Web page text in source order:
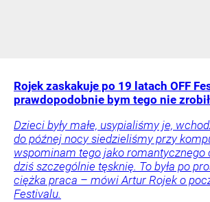
Rojek zaskakuje po 19 latach OFF
prawdopodobnie bym tego nie zrobił
Dzieci były małe, usypialiśmy je,
do późnej nocy siedzieliśmy przy
wspominam tego jako romantycznego
dziś szczególnie tęsknię. To była po
ciężka praca – mówi Artur Rojek o
Festivalu.